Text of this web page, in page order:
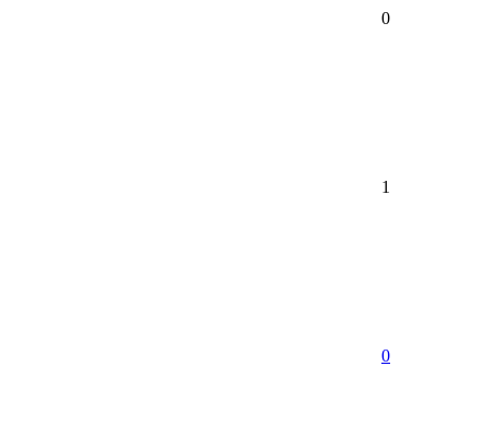
0
1
0